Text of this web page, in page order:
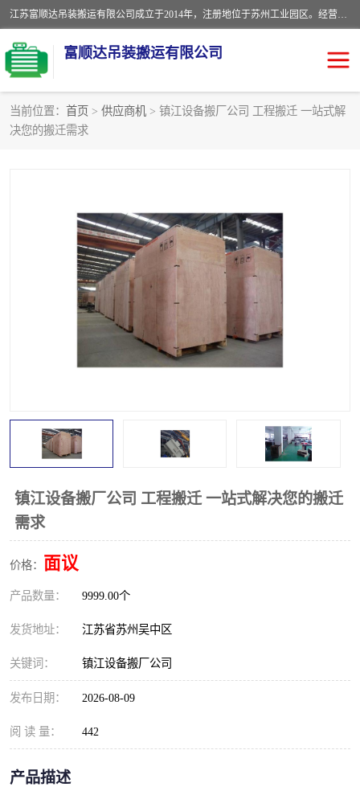
江苏富顺达吊装搬运有限公司成立于2014年，注册地位于苏州工业园区。经营范围包括起重吊装、搬运装卸服务；叉车、吊车租赁；水电安装；机电工程施工及维护；机电设备安装；家政服务、保洁服务。苏州搬运公司，苏州叉车出租，苏州吊车出租，苏州工厂设备搬运，专业设备吊装服务。
富顺达吊装搬运有限公司
当前位置： 首页 > 供应商机 > 镇江设备搬厂公司 工程搬迁 一站式解
决您的搬迁需求
镇江设备搬厂公司 工程搬迁 一站式解决您的搬迁
需求
价格： 面议
产品数量： 9999.00个
发货地址： 江苏省苏州吴中区
关键词： 镇江设备搬厂公司
发布日期： 2026-08-09
阅 读 量： 442
产品描述
苏州设备搬运吊装服务
设备定位移位 起重吊装
吊装公司
工厂设备搬运 专业设备吊装服务
吊车出租租赁服务 叉车出租租赁服务